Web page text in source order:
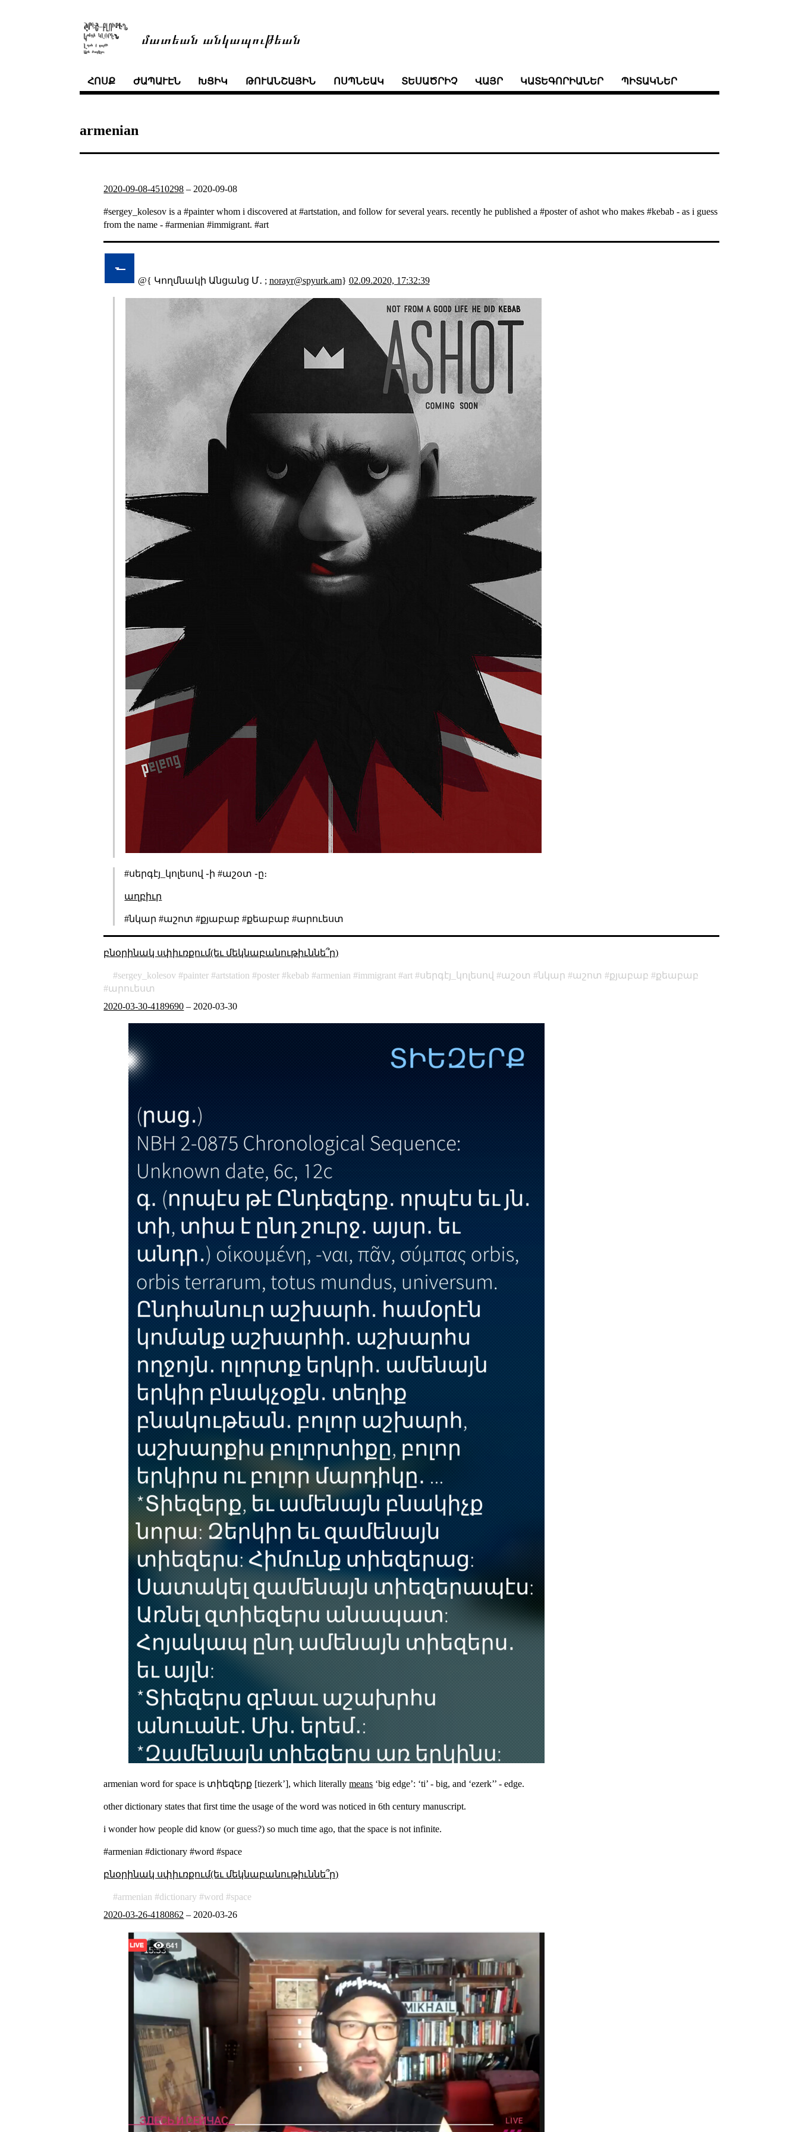
մատեան անկապութեան
ՀՈՍՔ ԺԱՊԱՒԷՆ ԽՑԻԿ ԹՈՒԱՆՇԱՅԻՆ ՈՍՊՆԵԱԿ ՏԵՍԱԾՐԻՉ ՎԱՅՐ ԿԱՏԵԳՈՐԻԱՆԵՐ ՊԻՏԱԿՆԵՐ
armenian
2020-09-08-4510298 – 2020-09-08
#sergey_kolesov is a #painter whom i discovered at #artstation, and follow for several years. recently he published a #poster of ashot who makes #kebab - as i guess
from the name - #armenian #immigrant. #art
@{ Կողմնակի Անցանց Մ․ ; norayr@spyurk.am} 02.09.2020, 17:32:39
#սերգէյ_կոլեսով ֊ի #աշօտ ֊ը։
աղբիւր
#նկար #աշոտ #քյաբաբ #քեաբաբ #արուեստ
բնօրինակ սփիւռքում(եւ մեկնաբանութիւննե՞ր)
sergey_kolesov painter artstation poster kebab armenian immigrant art սերգէյ_կոլեսով աշօտ նկար աշոտ քյաբաբ
քեաբաբ
արուեստ
2020-03-30-4189690 – 2020-03-30
armenian word for space is տիեզերք [tiezerk’], which literallymeans ‘big edge’: ‘ti’ - big, and ‘ezerk’’ - edge.
other dictionary states that first time the usage of the word was noticed in 6th century manuscript.
i wonder how people did know (or guess?) so much time ago, that the space is not infinite.
#armenian #dictionary #word #space
բնօրինակ սփիւռքում(եւ մեկնաբանութիւննե՞ր)
armenian dictionary word
space
2020-03-26-4180862 – 2020-03-26